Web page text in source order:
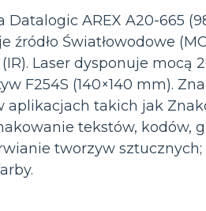
AREX A20-665
źródło Światłowodowe
Laser dysponuje mocą
F254S (140×140 mm).
aplikacjach takich jak
tekstów, kodów,
tworzyw sztucznych;